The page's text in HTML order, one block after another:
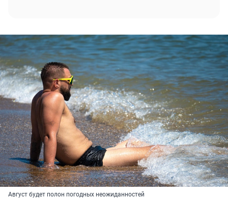
Август будет полон погодных неожиданностей